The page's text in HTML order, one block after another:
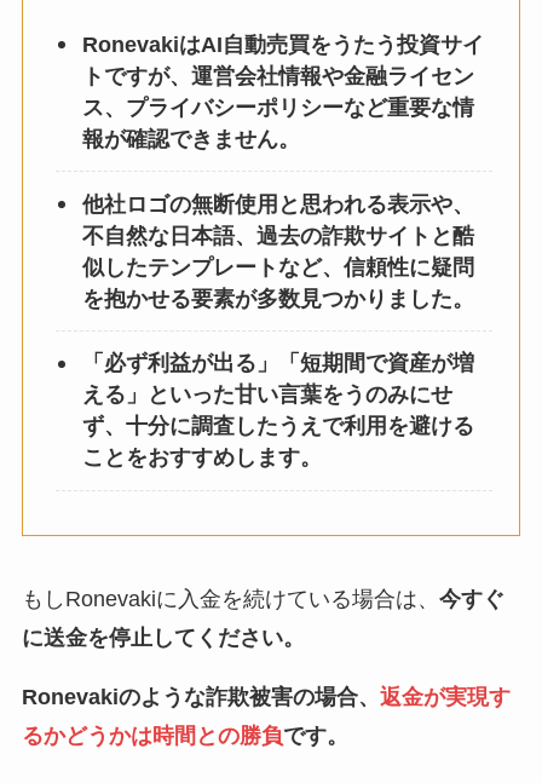
RonevakiはAI自動売買をうたう投資サイ
トですが、運営会社情報や金融ライセン
ス、プライバシーポリシーなど重要な情
報が確認できません。
他社ロゴの無断使用と思われる表示や、
不自然な日本語、過去の詐欺サイトと酷
似したテンプレートなど、信頼性に疑問
を抱かせる要素が多数見つかりました。
「必ず利益が出る」「短期間で資産が増
える」といった甘い言葉をうのみにせ
ず、十分に調査したうえで利用を避ける
ことをおすすめします。
もしRonevakiに入金を続けている場合は、 今すぐ
に送金を停止してください。
Ronevakiのような詐欺被害の場合、 返金が実現す
るかどうかは時間との勝負です。